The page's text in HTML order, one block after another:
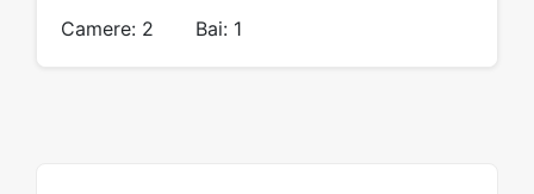
Camere: 2 Bai: 1